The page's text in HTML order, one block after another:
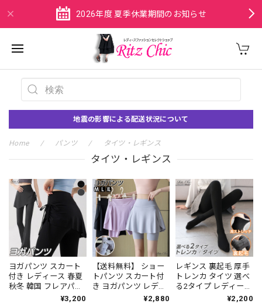
2026年度 夏季休業期間のお知らせ
地震の影響による配送状況について
Home パンツ タイツ・レギンス
タイツ・レギンス
ヨガパンツ スカート
付き レディース 春夏
秋冬 韓国 フレアパン
ツ ヨガ ダンス スポー
¥3,200
【送料無料】 ショー
トパンツ スカート付
き ヨガパンツ レディ
ース 春夏 韓国 スポー
¥2,880
レギンス 裏起毛 厚手
トレンカ タイツ 選べ
る2タイプ レディース
秋冬 韓国 おしゃれ き
¥2,200